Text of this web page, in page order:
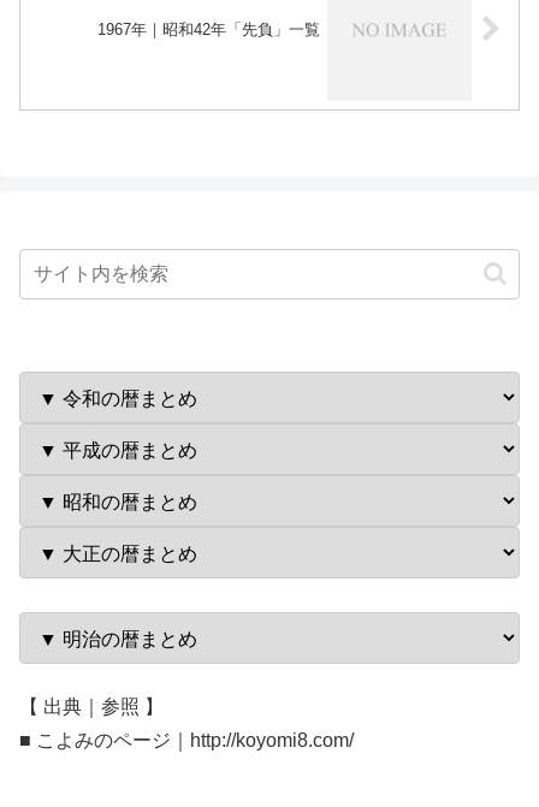
1967年｜昭和42年「先負」一覧
【 出典｜参照 】
■ こよみのページ｜http://koyomi8.com/